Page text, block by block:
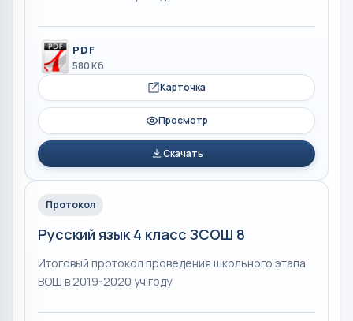
PDF
580 Кб
Карточка
Просмотр
Скачать
Протокол
Русский язык 4 класс ЗСОШ 8
Итоговый протокол проведения школьного этапа
ВОШ в 2019-2020 уч.году